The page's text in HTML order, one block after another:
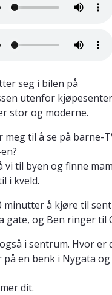
seg i bilen på
utenfor
stor og moderne.
meg til å se på barne-
vi til byen og finne
i kveld.
minutter å kjøre til
gate, og Ben ringer til
i sentrum. Hvor er
på en benk i Nygata
dit.